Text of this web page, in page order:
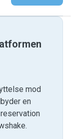
mod
en